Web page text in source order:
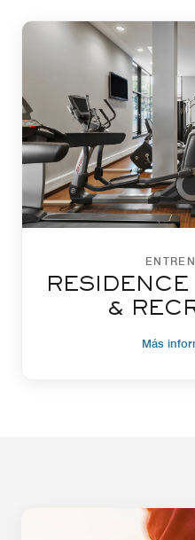
&
Más